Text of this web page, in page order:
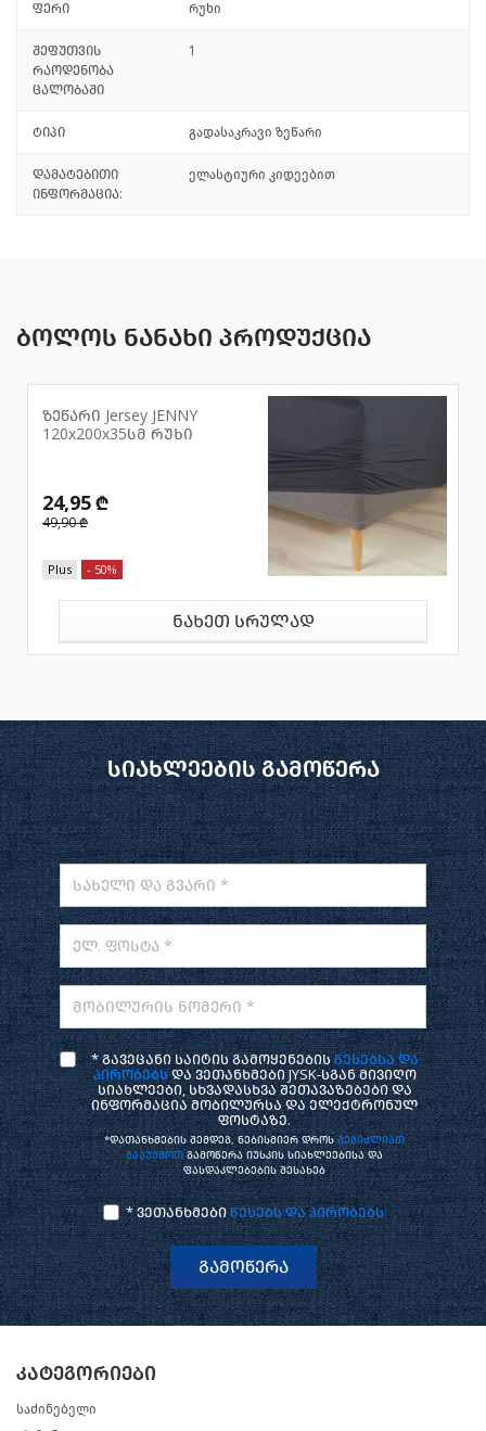
ფერი რუხი
შეფუთვის
რაოდენობა
ცალობაში
1
ტიპი გადასაკრავი ზეწარი
დამატებითი
ინფორმაცია:
ელასტიური კიდეებით
ბოლოს ნანახი პროდუქცია
ზეწარი Jersey JENNY
120x200x35სმ რუხი
24,95 ₾
49,90 ₾
Plus - 50%
ნახეთ სრულად
სიახლეების გამოწერა
სახელი და გვარი *
ელ. ფოსტა *
მობილურის ნომერი *
* გავეცანი საიტის გამოყენებისწესებსა და
პირობებსდა ვეთანხმები JYSK-სგან მივიღო
სიახლეები, სხვადასხვა შეთავაზებები და
ინფორმაცია მობილურსა და ელექტრონულ
ფოსტაზე.
*დათანხმების შემდეგ, ნებისმიერ დროს შეგიძლიათ
გააუქმოთგამოწერა იუსკის სიახლეებისა და
ფასდაკლებების შესახებ
* ვეთანხმები წესებს და პირობებს
გამოწერა
კატეგორიები
საძინებელი